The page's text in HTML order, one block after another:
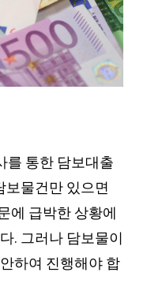
를 통한 담보대출
보물건만 있으면
에 급박한 상황에
. 그러나 담보물이
하여 진행해야 합